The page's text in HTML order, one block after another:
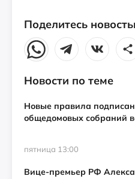
Поделитесь
Новости по теме
Новые правила
общедомовых собраний
пятница 13:00
Вице-премьер РФ